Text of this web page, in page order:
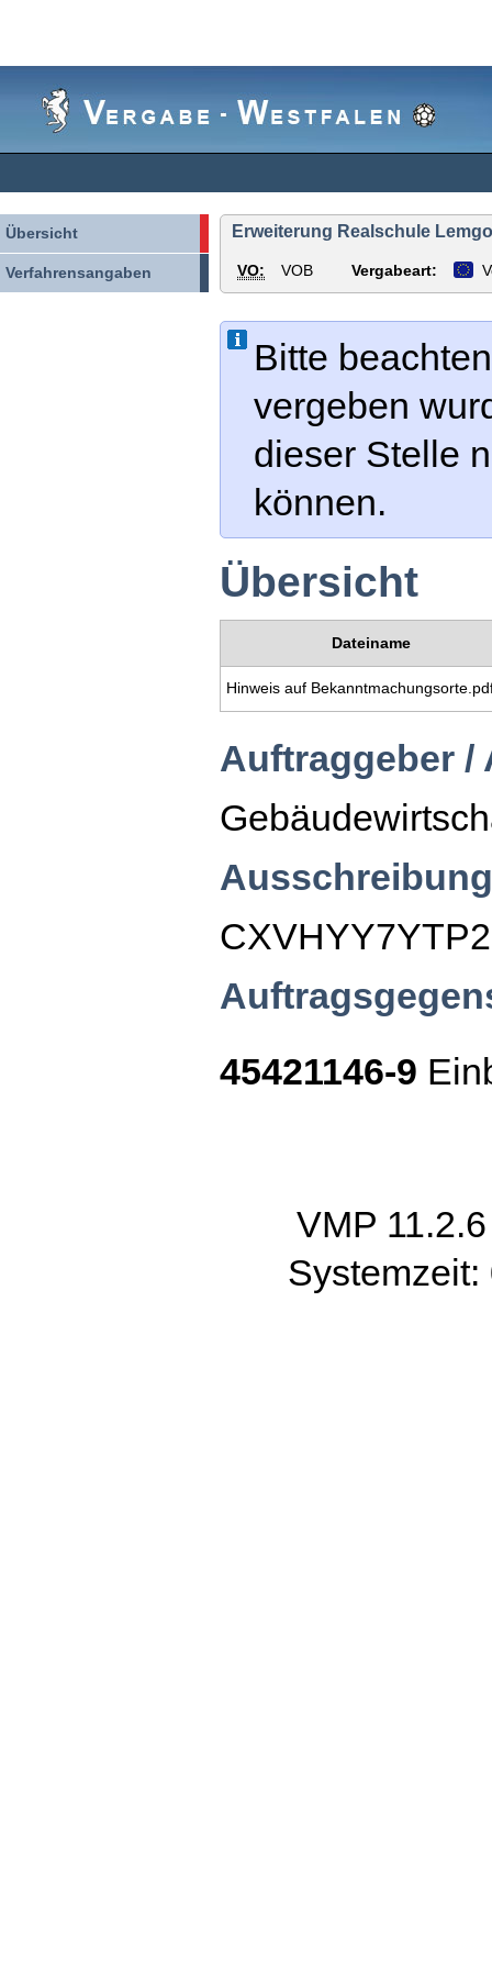
Übersicht
Verfahrensangaben
Erweiterung Realschule
VO: VOB Vergabeart:
Bitte
vergeben
dieser Stelle
können.
Übersicht
Dateiname
Hinweis auf
Auftraggeber /
45421146-9
VMP